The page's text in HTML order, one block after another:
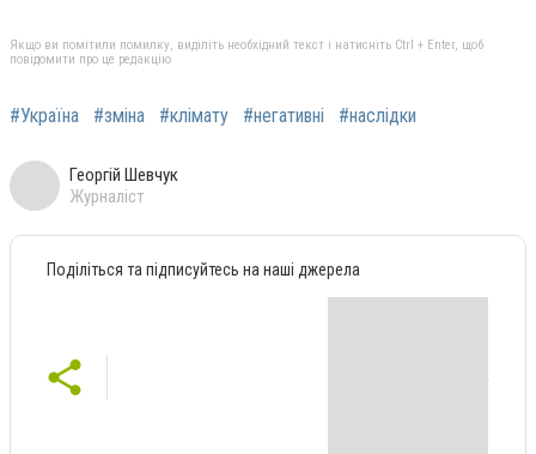
Якщо ви помітили помилку, виділіть необхідний текст і натисніть Ctrl + Enter, щоб
повідомити про це редакцію
#Україна #зміна #клімату #негативні #наслідки
Георгій Шевчук
Журналіст
Поділіться та підписуйтесь на наші джерела